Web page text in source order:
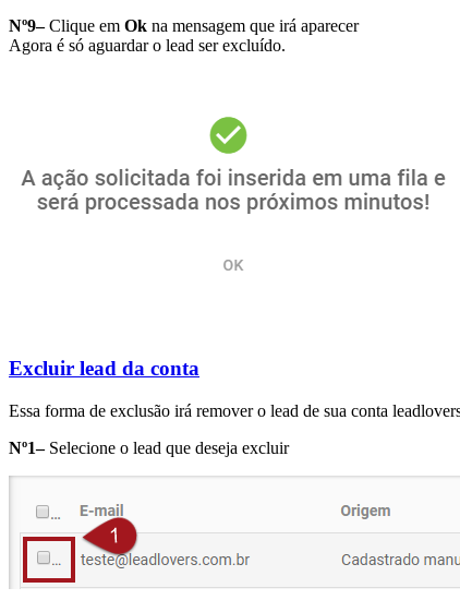
Nº9–Clique em Ok na mensagem que irá aparecer
Agora é só aguardar o lead ser excluído.
Excluir lead da conta
Essa forma de exclusão irá remover o lead de sua conta
Nº1–Selecione o lead que deseja excluir